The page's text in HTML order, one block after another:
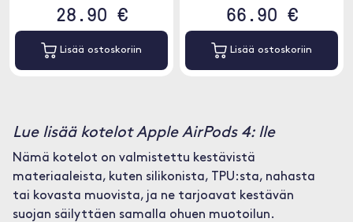
28.90 €
Lisää ostoskoriin
66.90 €
Lisää ostoskoriin
Lue lisää kotelot Apple AirPods 4: lle
Nämä kotelot on valmistettu kestävistä
materiaaleista, kuten silikonista, TPU:sta, nahasta
tai kovasta muovista, ja ne tarjoavat kestävän
suojan säilyttäen samalla ohuen muotoilun.